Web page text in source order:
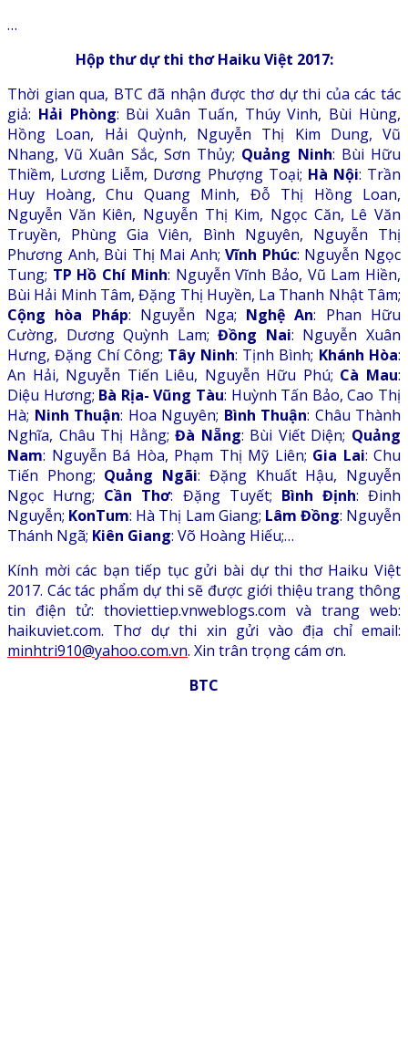
…
Hộp thư dự thi thơ Haiku Việt 2017:
Thời gian qua, BTC đã nhận được thơ dự thi của các tác
giả: Hải Phòng: Bùi Xuân Tuấn, Thúy Vinh, Bùi Hùng,
Hồng Loan, Hải Quỳnh, Nguyễn Thị Kim Dung, Vũ
Nhang, Vũ Xuân Sắc, Sơn Thủy; Quảng Ninh: Bùi Hữu
Thiềm, Lương Liễm, Dương Phượng Toại; Hà Nội: Trần
Huy Hoàng, Chu Quang Minh, Đỗ Thị Hồng Loan,
Nguyễn Văn Kiên, Nguyễn Thị Kim, Ngọc Căn, Lê Văn
Truyền, Phùng Gia Viên, Bình Nguyên, Nguyễn Thị
Phương Anh, Bùi Thị Mai Anh;Vĩnh Phúc: Nguyễn Ngọc
Tung; TP Hồ Chí Minh: Nguyễn Vĩnh Bảo, Vũ Lam Hiền,
Bùi Hải Minh Tâm, Đặng Thị Huyền, La Thanh Nhật Tâm;
Cộng hòa Pháp: Nguyễn Nga; Nghệ An: Phan Hữu
Cường, Dương Quỳnh Lam;Đồng Nai: Nguyễn Xuân
Hưng, Đặng Chí Công; Tây Ninh: Tịnh Bình; Khánh Hòa:
An Hải, Nguyễn Tiến Liêu, Nguyễn Hữu Phú; Cà Mau:
Diệu Hương; Bà Rịa- Vũng Tàu: Huỳnh Tấn Bảo, Cao Thị
Hà; Ninh Thuận: Hoa Nguyên; Bình Thuận: Châu Thành
Nghĩa, Châu Thị Hằng;Đà Nẵng: Bùi Viết Diện; Quảng
Nam: Nguyễn Bá Hòa, Phạm Thị Mỹ Liên; Gia Lai: Chu
Tiến Phong; Quảng Ngãi: Đặng Khuất Hậu, Nguyễn
Ngọc Hưng; Cần Thơ: Đặng Tuyết; Bình Định: Đinh
Nguyễn; KonTum: Hà Thị Lam Giang; Lâm Đồng: Nguyễn
Thánh Ngã; Kiên Giang: Võ Hoàng Hiếu;…
Kính mời các bạn tiếp tục gửi bài dự thi thơ Haiku Việt
2017. Các tác phẩm dự thi sẽ được giới thiệu trang thông
tin điện tử: thoviettiep.vnweblogs.com và trang web:
haikuviet.com. Thơ dự thi xin gửi vào địa chỉ email:
minhtri910@yahoo.com.vn. Xin trân trọng cám ơn.
BTC